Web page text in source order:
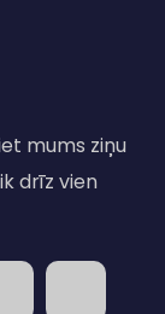
mums ziņu
drīz vien